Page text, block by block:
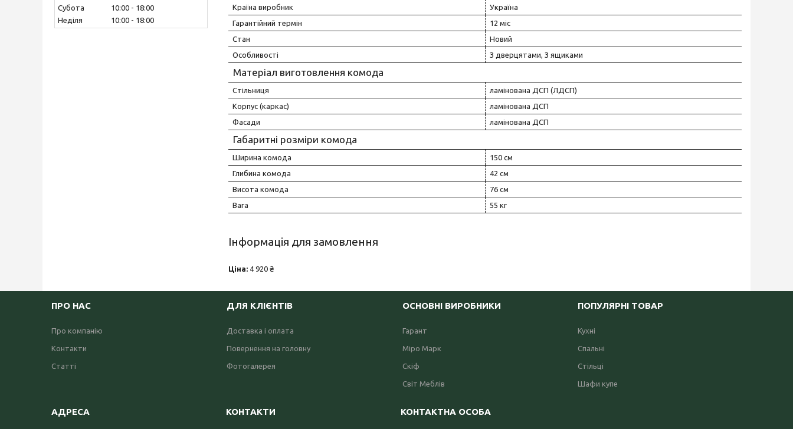
Країна виробник
Україна
Гарантійний термін
12 міс
Стан
Новий
Особливості
З дверцятами, З ящиками
Матеріал виготовлення комода
Стільниця
ламінована ДСП (ЛДСП)
Корпус (каркас)
ламінована ДСП
Фасади
ламінована ДСП
Габаритні розміри комода
Ширина комода
150 см
Глибина комода
42 см
Висота комода
76 см
Вага
55 кг
Інформація для замовлення
Ціна: 4 920 ₴
Субота
10:00
18:00
Неділя
10:00 18:00
ПРО НАС
Про компанію
Контакти
Статті
ДЛЯ КЛІЄНТІВ
Доставка і оплата
Повернення на головну
Фотогалерея
ОСНОВНІ ВИРОБНИКИ
Гарант
Міро Марк
Скіф
Світ Меблів
ПОПУЛЯРНІ ТОВАР
Кухні
Спальні
Стільці
Шафи купе